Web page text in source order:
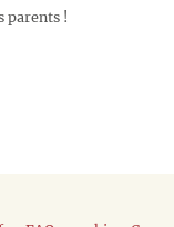
parents !